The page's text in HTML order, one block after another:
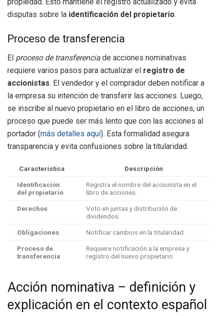
propiedad. Esto mantiene el registro actualizado y evita
disputas sobre la identificación del propietario.
Proceso de transferencia
El proceso de transferencia de acciones nominativas
requiere varios pasos para actualizar el registro de
accionistas. El vendedor y el comprador deben notificar a
la empresa su intención de transferir las acciones. Luego,
se inscribe al nuevo propietario en el libro de acciones, un
proceso que puede ser más lento que con las acciones al
portador (más detalles aquí). Esta formalidad asegura
transparencia y evita confusiones sobre la titularidad.
Característica Descripción
Identificación
del propietario
Registra el nombre del accionista en el
libro de acciones.
Derechos
Voto en juntas y distribución de
dividendos.
Obligaciones Notificar cambios en la titularidad.
Proceso de
transferencia
Requiere notificación a la empresa y
registro del nuevo propietario.
Acción nominativa – definición y
explicación en el contexto español